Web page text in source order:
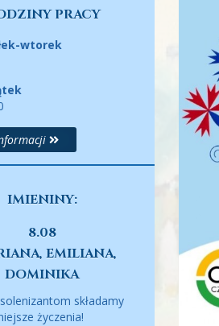
PRACY
wtorek
IMIENINY:
8.08
EMILIANA,
DOMINIKA
składamy
życzenia!